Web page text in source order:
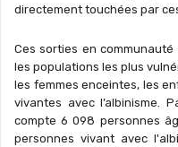
directement touchées par
Ces sorties en
les populations les plus
les femmes enceintes, les
vivantes avec l’albinisme.
compte 6 098 personnes
personnes vivant avec